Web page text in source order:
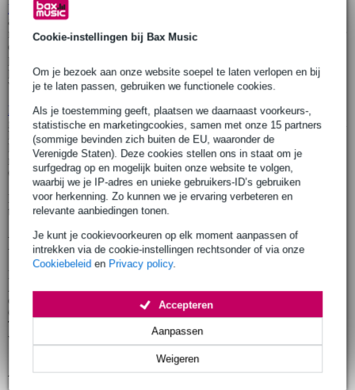
Cookie-instellingen bij Bax Music
Om je bezoek aan onze website soepel te laten verlopen en bij
je te laten passen, gebruiken we functionele cookies.
Als je toestemming geeft, plaatsen we daarnaast voorkeurs-,
statistische en marketingcookies, samen met onze 15 partners
(sommige bevinden zich buiten de EU, waaronder de
Verenigde Staten). Deze cookies stellen ons in staat om je
surfgedrag op en mogelijk buiten onze website te volgen,
waarbij we je IP-adres en unieke gebruikers-ID’s gebruiken
voor herkenning. Zo kunnen we je ervaring verbeteren en
relevante aanbiedingen tonen.
Je kunt je cookievoorkeuren op elk moment aanpassen of
intrekken via de cookie-instellingen rechtsonder of via onze
Cookiebeleid en Privacy policy.
Weigeren
Aanpassen
Accepteren
Fazley Aravelle
all‑solid constructie levert dit model een rijk volume, warme
resonantie en indrukwekkende sustain. Het okoumé hout zorgt voor
een gebalanceerde klank met sprankelende trebles, terwijl de
palissander toets en brug een luxe afwerking geven. Voor
performers is er de CE‑versie met cutaway en Fishman
voorversterker.
Fazley Delora— Met de 'D' van Dreadnought, en dat betekent:
groot, vol en diep. De solid top van getorreficeerd sparrenhout geeft
het instrument een ingespeelde, resonante basis. De palissander
klankkast en details zoals een benen kam en parelmoeren logo
maken het plaatje compleet. Ook dit model is beschikbaar als
CE‑versie met Fishman preamp.
Beide gitaren zijn exclusief verkrijgbaar bij Bax Music en worden
tijdens de Roadshow voor het eerst live gepresenteerd.
Pedal Party met Alain Smits
Na de gitaarintroductie gaat het feest verder met de Pedal Party van
effectpedalen van merken als Beetronics, Blackstar, Carl Martin,
Crazy Tube Circuits, J. Rockett Audio Designs, Peavey, Radial,
Trace Elliot en Walrus Audio. Een compacte maar krachtige sessie
vol inspiratie voor zowel beginners als gear‑fanaten
Aanmelden